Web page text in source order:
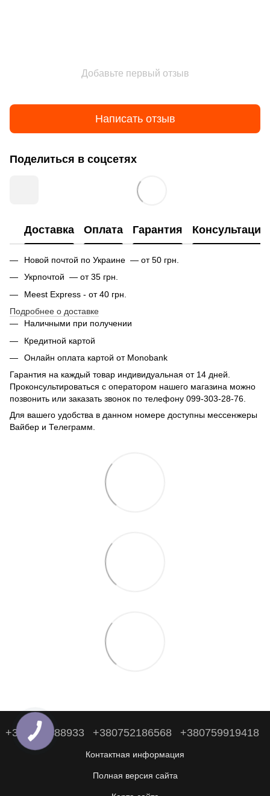
Добавьте первый отзыв
Написать отзыв
Поделиться в соцсетях
Доставка Оплата Гарантия Консультация
Новой почтой по Украине — от 50 грн.
Укрпочтой — от 35 грн.
Meest Express - от 40 грн.
Подробнее о доставке
Наличными при получении
Кредитной картой
Онлайн оплата картой от Monobank
Гарантия на каждый товар индивидуальная от 14 дней.
Проконсультироваться с оператором нашего магазина можно
позвонить или заказать звонок по телефону 099-303-28-76.
Для вашего удобства в данном номере доступны мессенжеры
Вайбер и Телеграмм.
+380938488933 +380752186568 +380759919418
Контактная информация
Полная версия сайта